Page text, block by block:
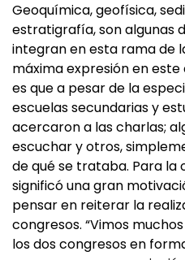
Geoquímica, geofísica,
estratigrafía, son algunas
integran en esta rama de
máxima expresión en
es que a pesar de la
escuelas secundarias y
acercaron a las charlas;
escuchar y otros,
de qué se trataba. Para la
significó una gran
pensar en reiterar la
congresos. “Vimos
los dos congresos en